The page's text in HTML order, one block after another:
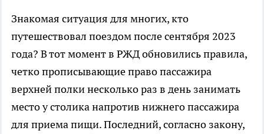
Знакомая ситуация для многих, кто
путешествовал поездом после сентября 2023
года? В тот момент в РЖД обновились правила,
четко прописывающие право пассажира
верхней полки несколько раз в день занимать
место у столика напротив нижнего пассажира
для приема пищи. Последний, согласно закону,